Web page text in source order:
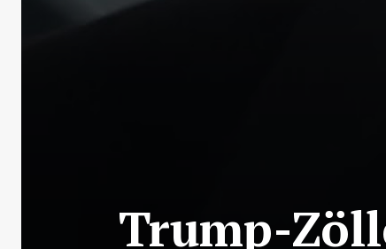
Trump-